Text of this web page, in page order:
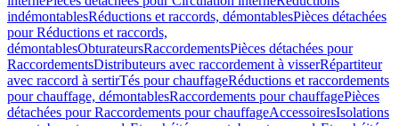
indémontablesRéductions et raccords, démontablesPièces détachées
pour Réductions et raccords,
démontablesObturateursRaccordementsPièces détachées pour
RaccordementsDistributeurs avec raccordement à visserRépartiteur
avec raccord à sertirTés pour chauffageRéductions et raccordements
pour chauffage, démontablesRaccordements pour chauffagePièces
détachées pour Raccordements pour chauffageAccessoiresIsolations